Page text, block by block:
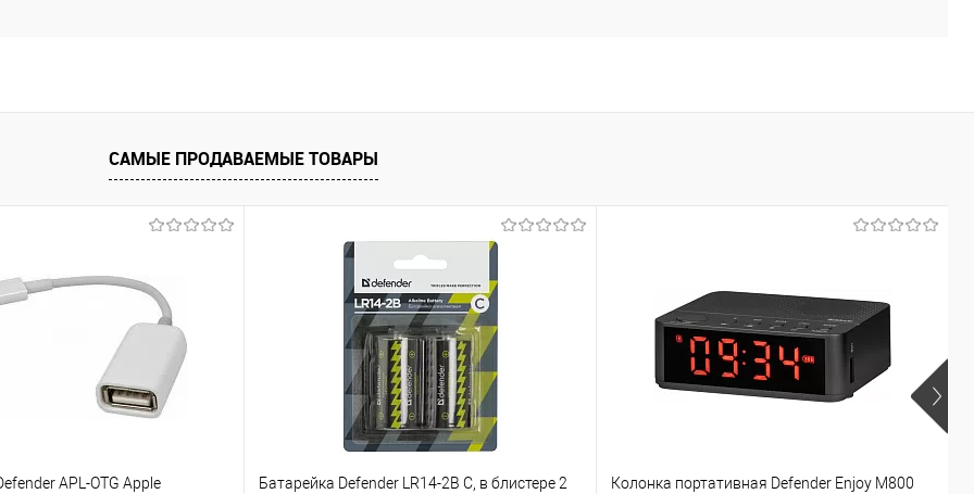
САМЫЕ ПРОДАВАЕМЫЕ ТОВАРЫ
APL-OTG Apple
Батарейка Defender LR14-2B C, в блистере 2
Колонка портативная Defender Enjoy M800